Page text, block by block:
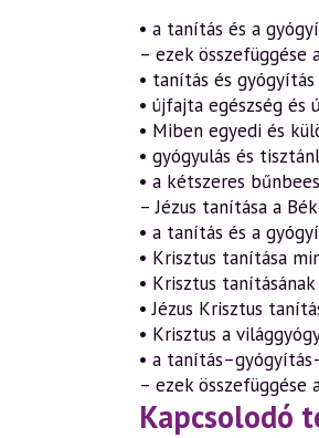
• a tanítás és a
– ezek összefüggése
• tanítás és
• újfajta egészség és
• Miben egyedi és
• gyógyulás és
• a kétszeres
– Jézus tanítása a
• a tanítás és a
• Krisztus tanítása
• Krisztus
• Jézus Krisztus
• Krisztus a
• a
– ezek
Kapcsolodó